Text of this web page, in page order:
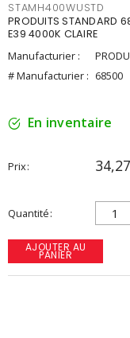
STAMH400WUSTD
PRODUITS STANDARD
E39 4000K CLAIRE
Manufacturier :
# Manufacturier : 68500
En inventaire
Prix
Quantité
AJOUTER AU
PANIER